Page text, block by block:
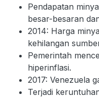
Pendapatan
besar-besaran
2014: Harga
kehilangan
Pemerintah
hiperinflasi.
2017: Venezuela
Terjadi